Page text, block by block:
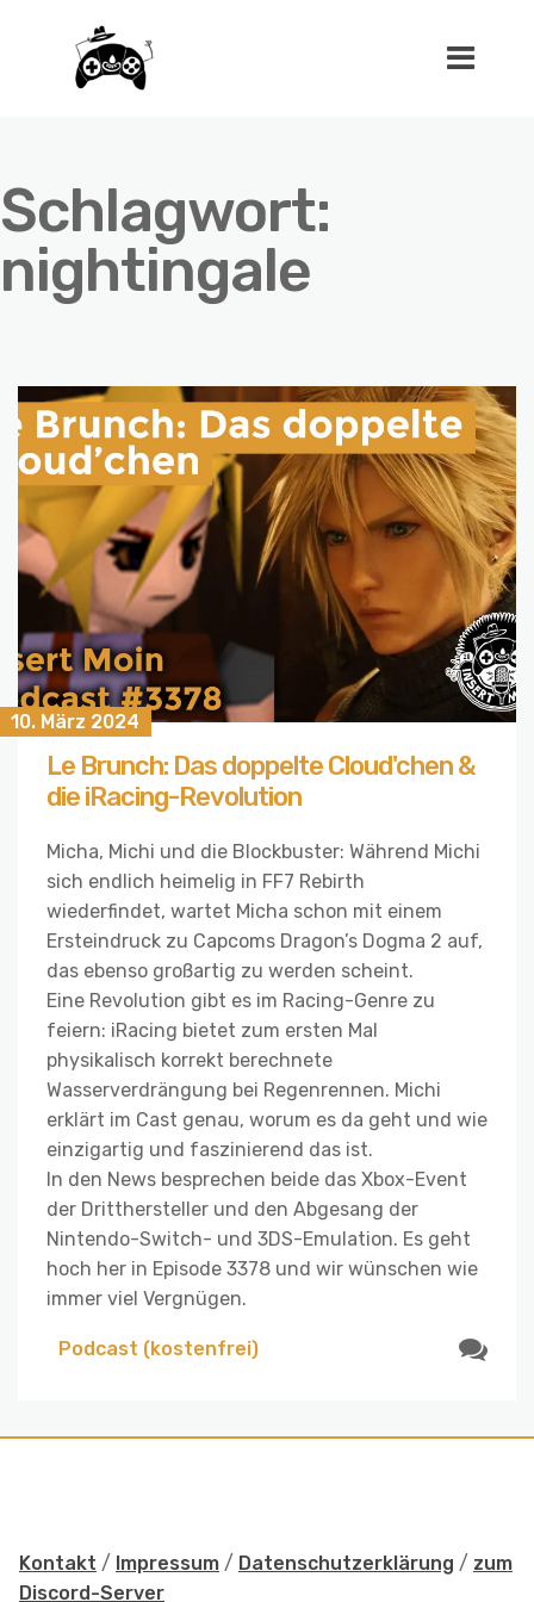
Schlagwort:
nightingale
10. März 2024
Le Brunch: Das doppelte Cloud'chen &
die iRacing-Revolution
Micha, Michi und die Blockbuster: Während Michi
sich endlich heimelig in FF7 Rebirth
wiederfindet, wartet Micha schon mit einem
Ersteindruck zu Capcoms Dragon’s Dogma 2 auf,
das ebenso großartig zu werden scheint.
Eine Revolution gibt es im Racing-Genre zu
feiern: iRacing bietet zum ersten Mal
physikalisch korrekt berechnete
Wasserverdrängung bei Regenrennen. Michi
erklärt im Cast genau, worum es da geht und wie
einzigartig und faszinierend das ist.
In den News besprechen beide das Xbox-Event
der Dritthersteller und den Abgesang der
Nintendo-Switch- und 3DS-Emulation. Es geht
hoch her in Episode 3378 und wir wünschen wie
immer viel Vergnügen.
Podcast (kostenfrei)
Kontakt / Impressum / Datenschutzerklärung / zum
Discord-Server